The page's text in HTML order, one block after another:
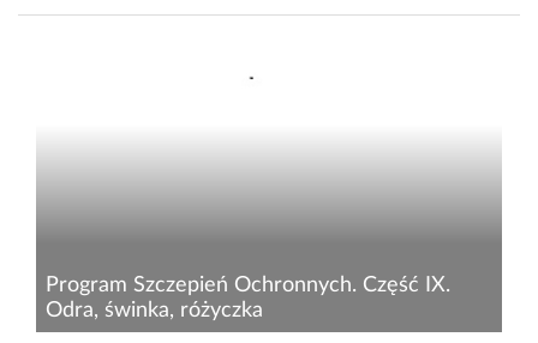
Program Szczepień Ochronnych. Część IX.
Odra, świnka, różyczka